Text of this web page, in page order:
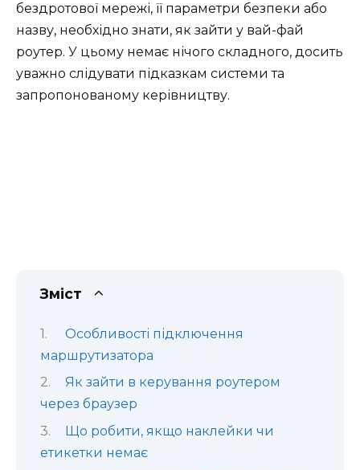
бездротової мережі, її параметри безпеки або
назву, необхідно знати, як зайти у вай-фай
роутер. У цьому немає нічого складного, досить
уважно слідувати підказкам системи та
запропонованому керівництву.
Зміст
Особливості підключення
маршрутизатора
Як зайти в керування роутером
через браузер
Що робити, якщо наклейки чи
етикетки немає